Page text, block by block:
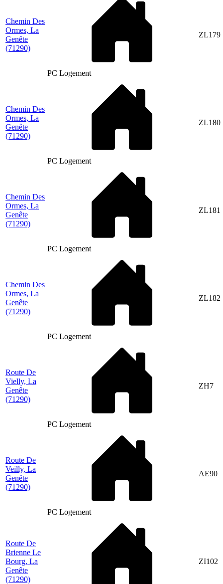
Chemin Des
Ormes, La
Genête
(71290)
PC Logement
ZL179
Chemin Des
Ormes, La
Genête
(71290)
PC Logement
ZL180
Chemin Des
Ormes, La
Genête
(71290)
PC Logement
ZL181
Chemin Des
Ormes, La
Genête
(71290)
PC Logement
ZL182
Route De
Vielly, La
Genête
(71290)
PC Logement
ZH7
Route De
Veilly, La
Genête
(71290)
PC Logement
AE90
Route De
Brienne Le
Bourg, La
Genête
(71290)
ZI102